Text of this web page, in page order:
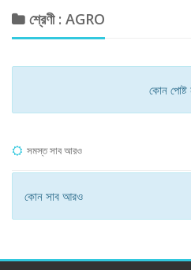
শ্রেণী : AGRO
কোন পোষ্ট
সমস্ত সাব আরও
কোন সাব আরও